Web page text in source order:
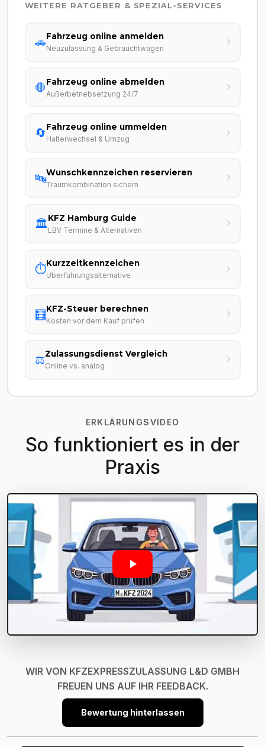
WEITERE RATGEBER & SPEZIAL-SERVICES
🚗Fahrzeug online anmelden
Neuzulassung & Gebrauchtwagen
🛑Fahrzeug online abmelden
Außerbetriebsetzung 24/7
🔄Fahrzeug online ummelden
Halterwechsel & Umzug
🔤Wunschkennzeichen reservieren
Traumkombination sichern
🏛️KFZ Hamburg Guide
LBV Termine & Alternativen
⏱️Kurzzeitkennzeichen
Überführungsalternative
🧮KFZ-Steuer berechnen
Kosten vor dem Kauf prüfen
⚖️Zulassungsdienst Vergleich
Online vs. analog
ERKLÄRUNGSVIDEO
So funktioniert es in der
Praxis
WIR VON KFZEXPRESSZULASSUNG L&D GMBH
FREUEN UNS AUF IHR FEEDBACK.
Bewertung hinterlassen